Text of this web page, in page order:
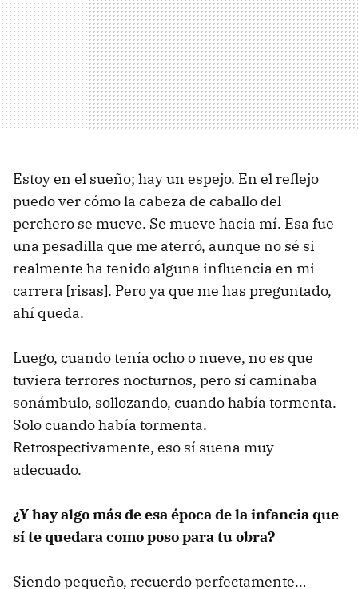
Estoy en el sueño; hay un espejo. En el reflejo
puedo ver cómo la cabeza de caballo del
perchero se mueve. Se mueve hacia mí. Esa fue
una pesadilla que me aterró, aunque no sé si
realmente ha tenido alguna influencia en mi
carrera [risas]. Pero ya que me has preguntado,
ahí queda.
Luego, cuando tenía ocho o nueve, no es que
tuviera terrores nocturnos, pero sí caminaba
sonámbulo, sollozando, cuando había tormenta.
Solo cuando había tormenta.
Retrospectivamente, eso sí suena muy
adecuado.
¿Y hay algo más de esa época de la infancia que
sí te quedara como poso para tu obra?
Siendo pequeño, recuerdo perfectamente…